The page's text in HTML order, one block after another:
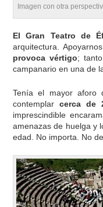
Imagen con otra
El Gran Teatro de
arquitectura.
provoca vértigo;
campanario en una de
Tenía el mayor aforo
contemplar cerca de
imprescindible
amenazas de huelga y
edad. No importa. No